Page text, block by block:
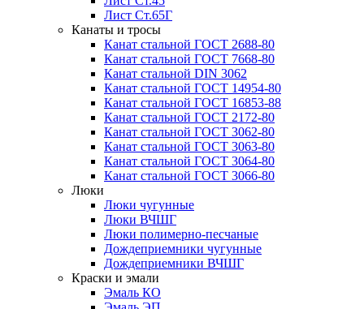
Лист Ст.65Г
Канаты и тросы
Канат стальной ГОСТ 2688-80
Канат стальной ГОСТ 7668-80
Канат стальной DIN 3062
Канат стальной ГОСТ 14954-80
Канат стальной ГОСТ 16853-88
Канат стальной ГОСТ 2172-80
Канат стальной ГОСТ 3062-80
Канат стальной ГОСТ 3063-80
Канат стальной ГОСТ 3064-80
Канат стальной ГОСТ 3066-80
Люки
Люки чугунные
Люки ВЧШГ
Люки полимерно-песчаные
Дождеприемники чугунные
Дождеприемники ВЧШГ
Краски и эмали
Эмаль КО